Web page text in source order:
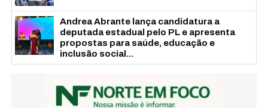
Andrea Abrante lança candidatura a
deputada estadual pelo PL e apresenta
propostas para saúde, educação e
inclusão social...